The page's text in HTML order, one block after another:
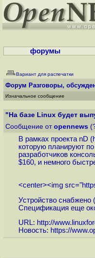
форумы
Вариант для распечатки
Форум Разговоры,
Изначальное сообщение
"На базе Linux будет
Сообщение от opennews
В рамках проекта nD (
которую планируют
разработчиков
$160, и немного
<center><img src="
Устройство снабжено (
Спецификация еще
URL: http://
Новость: https://